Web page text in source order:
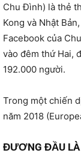
Chu Đình) là thẻ
Kong và Nhật
Facebook của
vào đêm thứ Hai,
192.000 người.
Trong một chiến
năm 2018
ĐƯƠNG ĐẦU LÀ